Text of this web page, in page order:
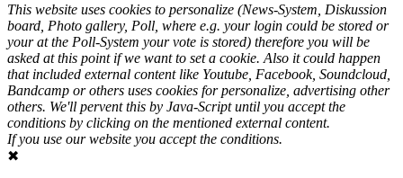
This website uses cookies to personalize (News-System, Diskussion
board, Photo gallery, Poll, where e.g. your login could be stored or
your at the Poll-System your vote is stored) therefore you will be
asked at this point if we want to set a cookie. Also it could happen
that included external content like Youtube, Facebook, Soundcloud,
Bandcamp or others uses cookies for personalize, advertising other
others. We'll pervent this by Java-Script until you accept the
conditions by clicking on the mentioned external content.
If you use our website you accept the conditions.
✖